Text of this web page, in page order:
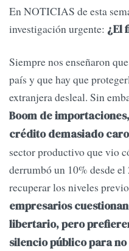
En NOTICIAS de esta
investigación urgente: ¿El
Siempre nos enseñaron
país y que hay que
extranjera desleal. Sin
Boom de
crédito demasiado
sector productivo que vio
derrumbó un 10% desde
recuperar los niveles
empresarios
libertario, pero
silencio público para